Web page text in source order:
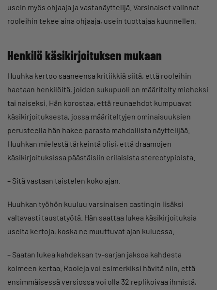
usein myös ohjaaja ja vastanäyttelijä. Varsinaiset valinnat
rooleihin tekee aina ohjaaja, usein tuottajaa kuunnellen.
Henkilö käsikirjoituksen mukaan
Huuhka kertoo saaneensa kritiikkiä siitä, että rooleihin
haetaan henkilöitä, joiden sukupuoli on määritelty mieheksi
tai naiseksi. Hän korostaa, että reunaehdot kumpuavat
käsikirjoituksesta, jossa määriteltyjen ominaisuuksien
perusteella hän hakee parasta mahdollista näyttelijää.
Huuhkan mielestä tärkeintä olisi, että draamojen
käsikirjoituksissa päästäisiin erilaisista stereotypioista.
– Sitä vastaan taistelen koko ajan.
Huuhkan työhön kuuluu varsinaisen castingin lisäksi
valtavasti taustatyötä. Hän saattaa lukea käsikirjoituksia
useita kertoja, koska ne muuttuvat ajan kuluessa.
– Saatan lukea kahdeksan tv-sarjan jaksoa kahdesta
kolmeen kertaa. Rooleja voi esimerkiksi hävitä niin, että
ensimmäisessä versiossa voi olla 32 replikoivaa ihmistä,